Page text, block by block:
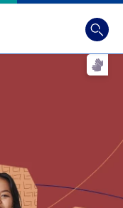
Busca